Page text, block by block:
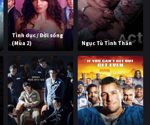
Tình dục / Đời sống
(Mùa 2)
Ngục Tù Tình Thân